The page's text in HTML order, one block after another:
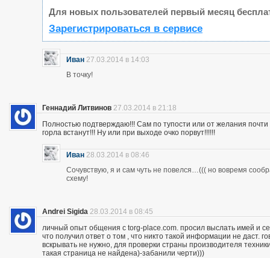
Для новых пользователей первый месяц
Зарегистрироваться в сервисе
Иван 27.03.2014 в 14:03
В точку!
Геннадий Литвинов 27.03.2014 в 21:18
Полностью подтверждаю!!! Сам по тупости или от желания
горла встанут!!! Ну или при выходе очко порвут!!!!!!
Иван 28.03.2014 в 08:46
Сочувствую, я и сам чуть не повелся…((( но вовремя
схему!
Andrei Sigida 28.03.2014 в 08:45
личный опыт общения с torg-place.com. просил выслать имей и
что получил ответ о том , что никто такой информации не
вскрывать не нужно, для проверки страны производителя
такая страница не найдена)-забанили черти)))